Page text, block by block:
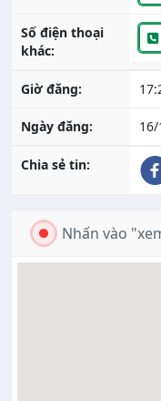
Số điện thoại
khác:
Giờ đăng:
Ngày đăng:
Chia sẻ tin:
Nhấn vào